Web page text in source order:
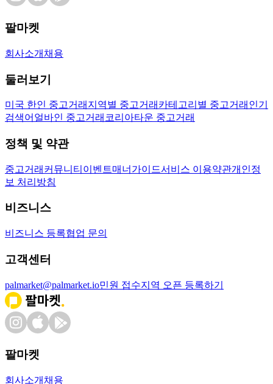
팔마켓
회사소개 채용
둘러보기
미국 한인 중고거래 지역별 중고거래 카테고리별 중고거래 인기
검색어 얼바인 중고거래 코리아타운 중고거래
정책 및 약관
중고거래 커뮤니티 이벤트매너가이드서비스 이용약관개인정
보 처리방침
비즈니스
비즈니스 등록협업 문의
고객센터
palmarket@palmarket.io민원 접수지역 오픈 등록하기
팔마켓
회사소개 채용